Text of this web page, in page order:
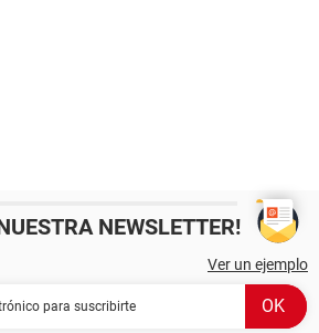
NEWSLETTER!
Ver un ejemplo